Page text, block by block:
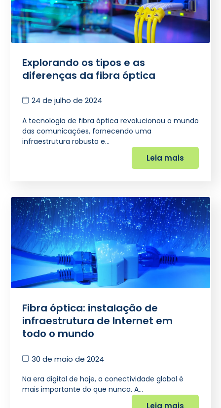
Explorando os tipos e as
diferenças da fibra óptica
24 de julho de 2024
A tecnologia de fibra óptica revolucionou o mundo
das comunicações, fornecendo uma
infraestrutura robusta e…
Leia mais
Fibra óptica: instalação de
infraestrutura de Internet em
todo o mundo
30 de maio de 2024
Na era digital de hoje, a conectividade global é
mais importante do que nunca. A…
Leia mais